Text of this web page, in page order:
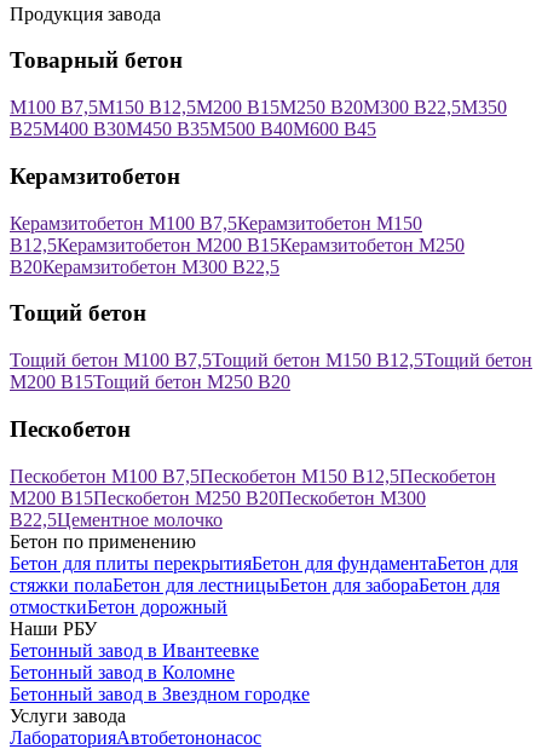
Продукция завода
Товарный бетон
М100 В7,5М150 В12,5М200 В15М250 В20М300 В22,5М350
В25М400 В30М450 В35М500 В40М600 В45
Керамзитобетон
Керамзитобетон М100 В7,5Керамзитобетон М150
В12,5Керамзитобетон М200 В15Керамзитобетон М250
В20Керамзитобетон М300 В22,5
Тощий бетон
Тощий бетон М100 В7,5Тощий бетон М150 В12,5Тощий бетон
М200 В15Тощий бетон М250 В20
Пескобетон
Пескобетон М100 В7,5Пескобетон М150 В12,5Пескобетон
М200 В15Пескобетон М250 В20Пескобетон М300
В22,5Цементное молочко
Бетон по применению
Бетон для плиты перекрытияБетон для фундаментаБетон для
стяжки полаБетон для лестницыБетон для забораБетон для
отмосткиБетон дорожный
Наши РБУ
Бетонный завод в Ивантеевке
Бетонный завод в Коломне
Бетонный завод в Звездном городке
Услуги завода
ЛабораторияАвтобетононасос